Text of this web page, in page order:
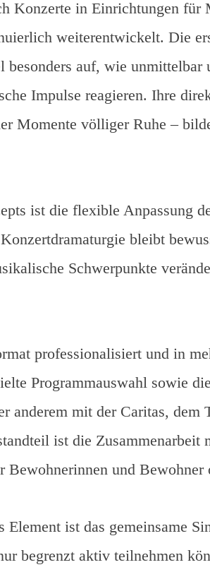
Konzerte in Einrichtungen für
weiterentwickelt. Die
besonders auf, wie unmittelbar
Impulse reagieren. Ihre
Momente völliger Ruhe –
ist die flexible Anpassung
bleibt
Schwerpunkte
professionalisiert und in
Programmauswahl sowie
anderem mit der Caritas,
ist die Zusammenarbeit
Bewohnerinnen und Bewohner
ist das gemeinsame
begrenzt aktiv teilnehmen